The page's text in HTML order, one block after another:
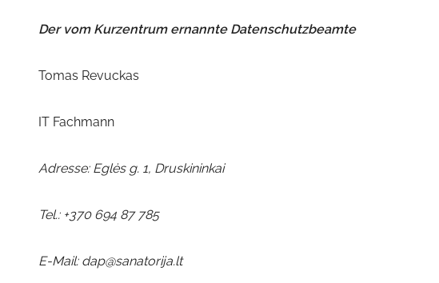
Der vom Kurzentrum ernannte Datenschutzbeamte
Tomas Revuckas
IT Fachmann
Adresse: Eglės g. 1, Druskininkai
Tel.: +370 694 87 785
E-Mail: dap@sanatorija.lt